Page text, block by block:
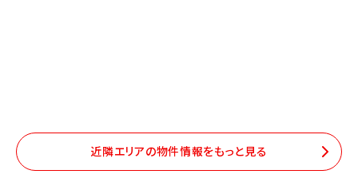
近隣エリアの物件情報をもっと見る